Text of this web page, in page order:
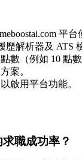
平台
歷解析器及 ATS
數（例如 10 點
案。
啟用平台功能。
職成功率？